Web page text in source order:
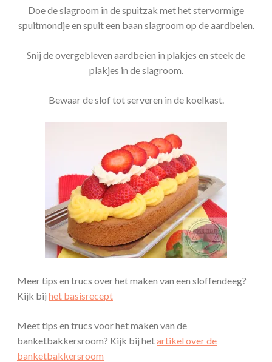
Doe de slagroom in de spuitzak met het stervormige
spuitmondje en spuit een baan slagroom op de aardbeien.
Snij de overgebleven aardbeien in plakjes en steek de
plakjes in de slagroom.
Bewaar de slof tot serveren in de koelkast.
Meer tips en trucs over het maken van een sloffendeeg?
Kijk bij het basisrecept
Meet tips en trucs voor het maken van de
banketbakkersroom? Kijk bij hetartikel over de
banketbakkersroom